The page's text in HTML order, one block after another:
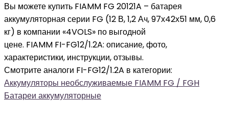
Вы можете купить FIAMM FG 20121A – батарея
аккумуляторная серии FG (12 В, 1,2 Ач, 97х42х51 мм, 0,6
кг) в компании «4VOLS» по выгодной
цене. FIAMM FI-FG12/1.2A: описание, фото,
характеристики, инструкции, отзывы.
Смотрите аналоги FI-FG12/1.2A в категории:
Аккумуляторы необслуживаемые FIAMM FG / FGH
Батареи аккумуляторные